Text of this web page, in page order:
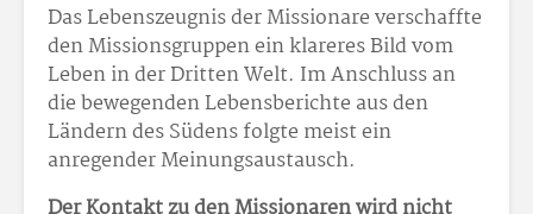
Das Lebenszeugnis der Missionare verschaffte
den Missionsgruppen ein klareres Bild vom
Leben in der Dritten Welt. Im Anschluss an
die bewegenden Lebensberichte aus den
Ländern des Südens folgte meist ein
anregender Meinungsaustausch.